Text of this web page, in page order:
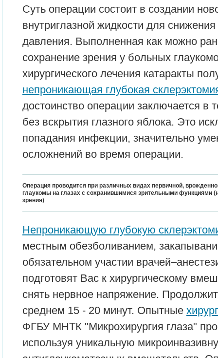
Суть операции состоит в создании
внутриглазной жидкости для снижения
давления. Выполненная как можно
сохранение зрения у больных
хирургического лечения катаракты
непроникающая глубокая
достоинство операции заключается в
без вскрытия глазного яблока. Это
попадания инфекции, значительно
осложнений во время операции.
Операция проводится при различных видах первичной,
глаукомы на глазах с сохранившимися зрительными функциями
зрения)
Непроникающую глубокую
местным обезболиванием,
обязательном участии
подготовят Вас к хирургическому
снять нервное напряжение.
среднем 15 - 20 минут. Опытные
ФГБУ МНТК "Микрохирургия глаза"
используя уникальную